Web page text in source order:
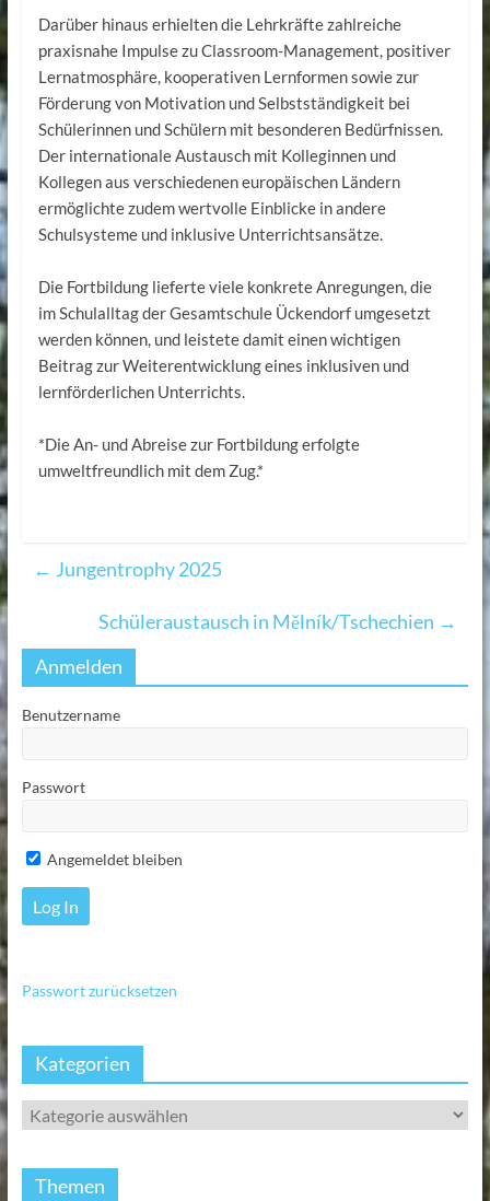
Darüber hinaus erhielten die Lehrkräfte zahlreiche
praxisnahe Impulse zu Classroom-Management, positiver
Lernatmosphäre, kooperativen Lernformen sowie zur
Förderung von Motivation und Selbstständigkeit bei
Schülerinnen und Schülern mit besonderen Bedürfnissen.
Der internationale Austausch mit Kolleginnen und
Kollegen aus verschiedenen europäischen Ländern
ermöglichte zudem wertvolle Einblicke in andere
Schulsysteme und inklusive Unterrichtsansätze.
Die Fortbildung lieferte viele konkrete Anregungen, die
im Schulalltag der Gesamtschule Ückendorf umgesetzt
werden können, und leistete damit einen wichtigen
Beitrag zur Weiterentwicklung eines inklusiven und
lernförderlichen Unterrichts.
*Die An- und Abreise zur Fortbildung erfolgte
umweltfreundlich mit dem Zug.*
← Jungentrophy 2025
Schüleraustausch in Mělník/Tschechien →
Anmelden
Benutzername
Passwort
Angemeldet bleiben
Passwort zurücksetzen
Kategorien
Themen